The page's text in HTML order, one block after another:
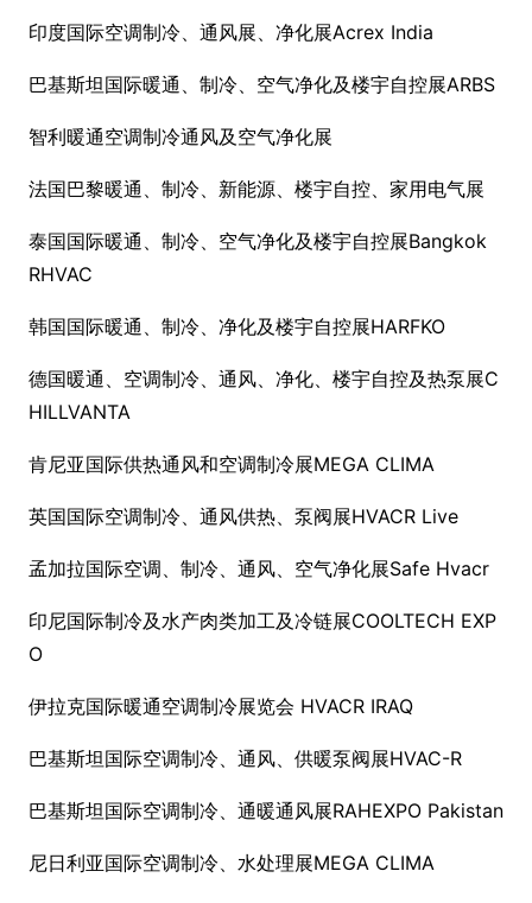
印度国际空调制冷、通风展、净化展Acrex India
巴基斯坦国际暖通、制冷、空气净化及楼宇自控展ARBS
智利暖通空调制冷通风及空气净化展
法国巴黎暖通、制冷、新能源、楼宇自控、家用电气展
泰国国际暖通、制冷、空气净化及楼宇自控展Bangkok
RHVAC
韩国国际暖通、制冷、净化及楼宇自控展HARFKO
德国暖通、空调制冷、通风、净化、楼宇自控及热泵展C
HILLVANTA
肯尼亚国际供热通风和空调制冷展MEGA CLIMA
英国国际空调制冷、通风供热、泵阀展HVACR Live
孟加拉国际空调、制冷、通风、空气净化展Safe Hvacr
印尼国际制冷及水产肉类加工及冷链展COOLTECH EXP
O
伊拉克国际暖通空调制冷展览会 HVACR IRAQ
巴基斯坦国际空调制冷、通风、供暖泵阀展HVAC-R
巴基斯坦国际空调制冷、通暖通风展RAHEXPO Pakistan
尼日利亚国际空调制冷、水处理展MEGA CLIMA